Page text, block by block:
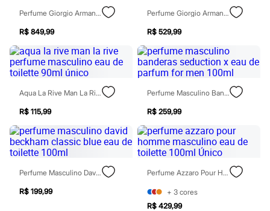
Sapatilhas
Tênis
Marcas
City
Clock House
Mindset
Sawary
Yessica
Moda esportiva
Acessórios
Blusas
Calçados
Leggings
Shorts e Bermudas
Tops
Moda íntima
Calcinhas
Cintas e Modeladores
Perfume Giorgio Armani Aqcua Di Gio Profondo Masculino Eau De Parfum 125ml Único
R$ 849,99
Perfume Giorgio Armani Aqcua Di Gio Profondo Masculino Eau De Parfum 40ml Único
R$ 529,99
Aqua La Rive Man La Rive Perfume Masculino Eau De Toilette 90ml Único
R$ 115,99
Perfume Masculino Banderas Seduction X Eau De Parfum For Men 100ml
R$ 259,99
Perfume Masculino David Beckham Classic Blue Eau De Toilette 100ml
R$ 199,99
Perfume Azzaro Pour Homme Masculino Eau De Toilette 100ml Único
+ 3 cores
R$ 429,99